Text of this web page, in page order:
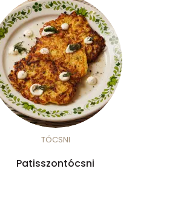
TÓCSNI
Patisszontócsni